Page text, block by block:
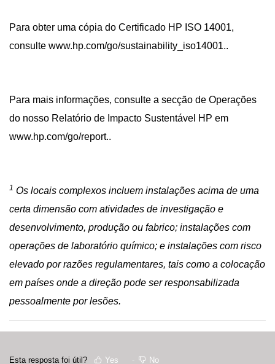
Para obter uma cópia do Certificado HP ISO 14001,
consulte www.hp.com/go/sustainability_iso14001..
Para mais informações, consulte a secção de Operações
do nosso Relatório de Impacto Sustentável HP em
www.hp.com/go/report..
1 Os locais complexos incluem instalações acima de uma
certa dimensão com atividades de investigação e
desenvolvimento, produção ou fabrico; instalações com
operações de laboratório químico; e instalações com risco
elevado por razões regulamentares, tais como a colocação
em países onde a direção pode ser responsabilizada
pessoalmente por lesões.
Esta resposta foi útil? Yes No